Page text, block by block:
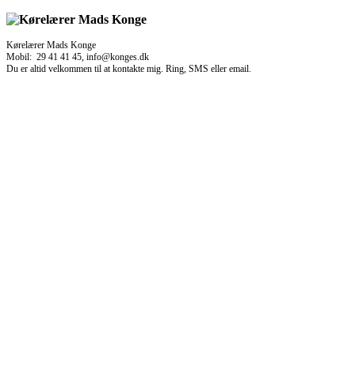
Kørelærer Mads Konge
Mobil: 29 41 41 45, info@konges.dk
Du er altid velkommen til at kontakte mig. Ring, SMS eller email.